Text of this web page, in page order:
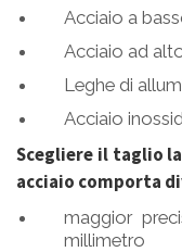
Acciaio a
Acciaio ad
Leghe di
Acciaio
Scegliere il taglio
acciaio comporta
maggior
millimetro